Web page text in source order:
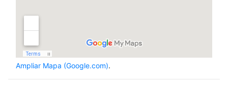
Ampliar Mapa (Google.com).